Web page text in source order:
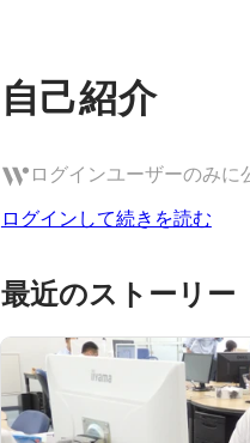
自己紹介
ログインユーザーのみに
ログインして続きを読む
最近のストーリー